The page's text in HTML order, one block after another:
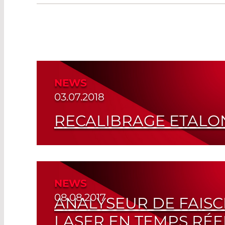
NEWS
03.07.2018
RECALIBRAGE
Laboratoire Européen de Calibrage
Read More
NEWS
08.08.2017
ANALYSEUR DE
LASER EN TEMPS